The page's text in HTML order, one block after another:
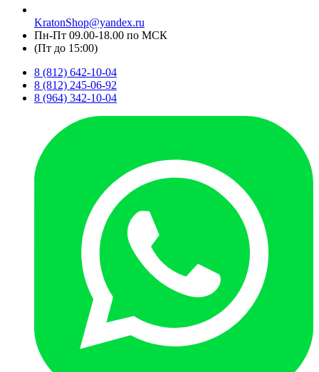
KratonShop@yandex.ru
Пн-Пт 09.00-18.00 по МСК
(Пт до 15:00)
8 (812) 642-10-04
8 (812) 245-06-92
8 (964) 342-10-04